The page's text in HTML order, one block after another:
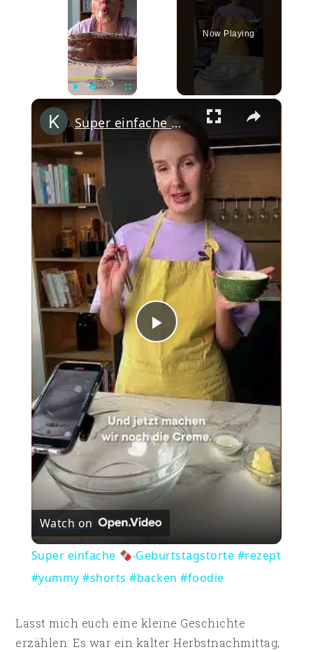
PlayUnmute
Now Playing
×
Play
Video
Super einfache -Geburtstagstorte
Watch on
Super einfache
-Geburtstagstorte #rezept
#yummy #shorts #backen #foodie
Lasst mich euch eine kleine Geschichte
erzählen: Es war ein kalter Herbstnachmittag,